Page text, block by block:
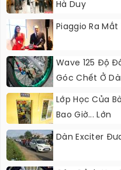
Hà Duy
Piaggio Ra
Wave 125 Độ
Góc Chết Ở
Lớp Học Của
Bao Giờ... Lớn
Dàn Exciter